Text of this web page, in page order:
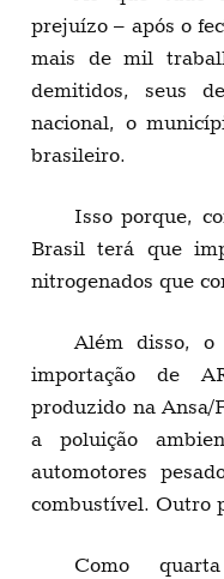
prejuízo – após o
mais de mil
demitidos, seus
nacional, o
brasileiro.
Isso porque,
Brasil terá que
nitrogenados que
Além disso, o
importação de
produzido na Ansa/
a poluição
automotores
combustível. Outro
Como